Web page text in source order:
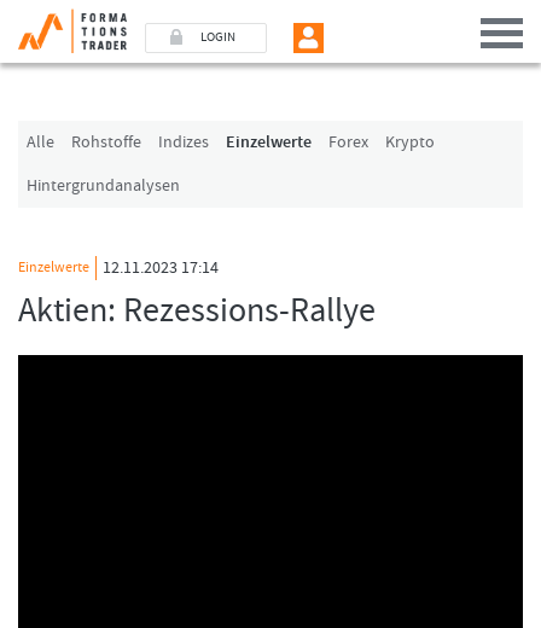
LOGIN
Alle Rohstoffe Indizes Einzelwerte Forex
Krypto
Hintergrundanalysen
Einzelwerte 12.11.2023 17:14
Aktien: Rezessions-Rallye
Benutzer (E-Mail-Adresse in Kleinschrift)
Angemeldet bleiben
LOGIN